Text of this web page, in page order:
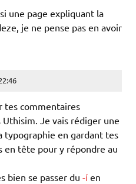
une page expliquant la
je ne pense pas en avoir
tes commentaires
Je vais rédiger une
typographie en gardant tes
en tête pour y répondre au
bien se passer du -í en